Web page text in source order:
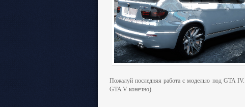
Пожалуй последняя работа с моделью под GTA
GTA V конечно).